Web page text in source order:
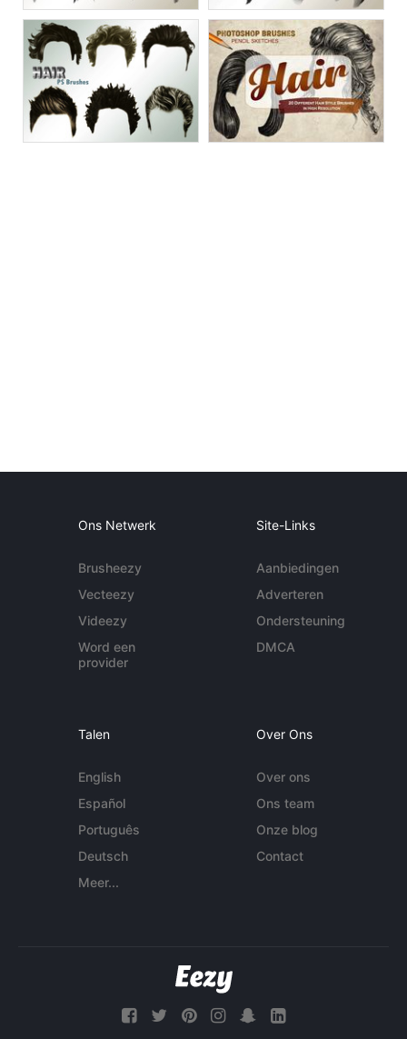
Ons Netwerk
Brusheezy
Vecteezy
Videezy
Word een
provider
Site-Links
Aanbiedingen
Adverteren
Ondersteuning
DMCA
Talen
English
Español
Português
Deutsch
Meer...
Over Ons
Over ons
Ons team
Onze blog
Contact